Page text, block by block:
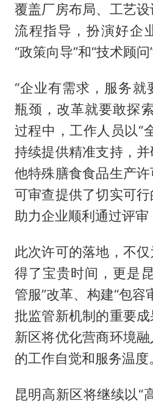
覆盖厂房布局、工艺
流程指导，扮演好企
“政策向导”和“技术顾问”
“企业有需求，服务就
瓶颈，改革就要敢探
过程中，工作人员以“
持续提供精准支持，
他特殊膳食食品生产
可审查提供了切实可
助力企业顺利通过评审
此次许可的落地，不
得了宝贵时间，更是
管服”改革、构建“包容
批监管新机制的重要
新区将优化营商环境
的工作自觉和服务温度
昆明高新区将继续以“